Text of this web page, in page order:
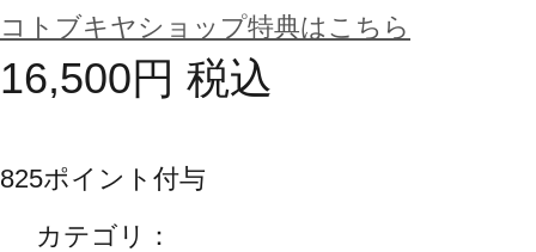
コトブキヤショップ特典はこちら
16,500円 税込
825ポイント付与
カテゴリ：